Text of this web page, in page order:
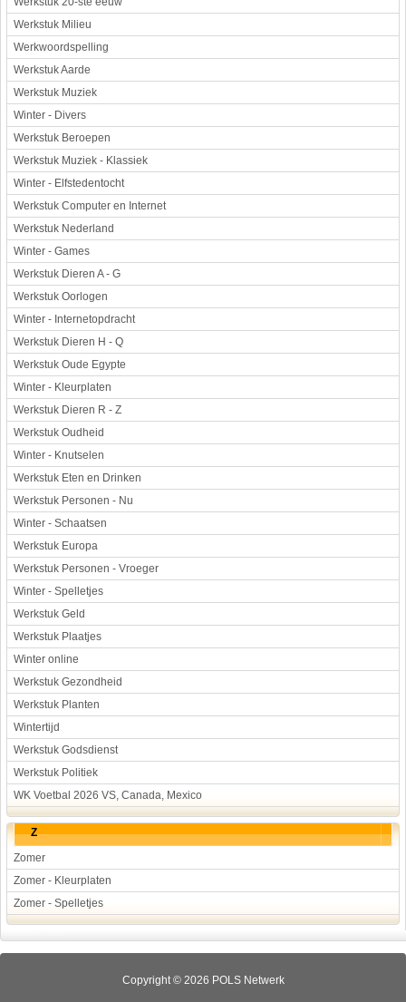
Werkstuk Milieu
Werkwoordspelling
Werkstuk Aarde
Werkstuk Muziek
Winter - Divers
Werkstuk Beroepen
Werkstuk Muziek - Klassiek
Winter - Elfstedentocht
Werkstuk Computer en Internet
Werkstuk Nederland
Winter - Games
Werkstuk Dieren A - G
Werkstuk Oorlogen
Winter - Internetopdracht
Werkstuk Dieren H - Q
Werkstuk Oude Egypte
Winter - Kleurplaten
Werkstuk Dieren R - Z
Werkstuk Oudheid
Winter - Knutselen
Werkstuk Eten en Drinken
Werkstuk Personen - Nu
Winter - Schaatsen
Werkstuk Europa
Werkstuk Personen - Vroeger
Winter - Spelletjes
Werkstuk Geld
Werkstuk Plaatjes
Winter online
Werkstuk Gezondheid
Werkstuk Planten
Wintertijd
Werkstuk Godsdienst
Werkstuk Politiek
WK Voetbal 2026 VS, Canada, Mexico
Z
Zomer
Zomer - Kleurplaten
Zomer - Spelletjes
Copyright © 2026 POLS Netwerk